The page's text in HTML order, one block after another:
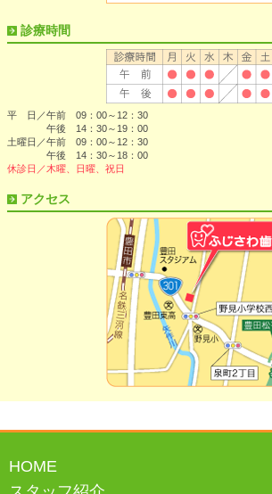
診療時間
平 日／午前 09：00～12：30
午後 14：30～19：00
土曜日／午前 09：00～12：30
午後 14：30～18：00
休診日／木曜、日曜、祝日
アクセス
HOME